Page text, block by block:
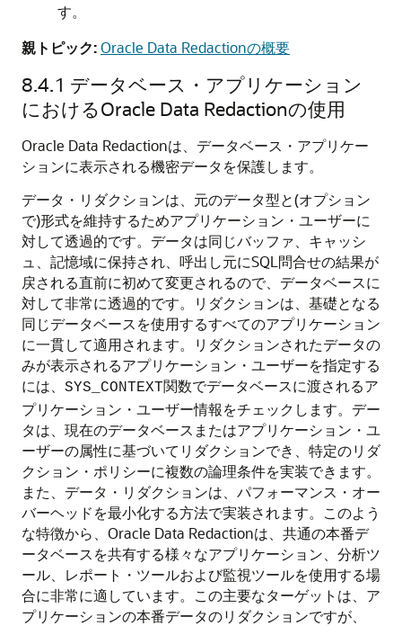
す。
親トピック:Oracle Data Redactionの概要
8.4.1 データベース・アプリケーション
におけるOracle Data Redactionの使用
Oracle Data Redactionは、データベース・アプリケー
ションに表示される機密データを保護します。
データ・リダクションは、元のデータ型と(オプション
で)形式を維持するためアプリケーション・ユーザーに
対して透過的です。データは同じバッファ、キャッシ
ュ、記憶域に保持され、呼出し元にSQL問合せの結果が
戻される直前に初めて変更されるので、データベースに
対して非常に透過的です。リダクションは、基礎となる
同じデータベースを使用するすべてのアプリケーション
に一貫して適用されます。リダクションされたデータの
みが表示されるアプリケーション・ユーザーを指定する
には、 SYS_CONTEXT関数でデータベースに渡されるア
プリケーション・ユーザー情報をチェックします。デー
タは、現在のデータベースまたはアプリケーション・ユ
ーザーの属性に基づいてリダクションでき、特定のリダ
クション・ポリシーに複数の論理条件を実装できます。
また、データ・リダクションは、パフォーマンス・オー
バーヘッドを最小化する方法で実装されます。このよう
な特徴から、Oracle Data Redactionは、共通の本番デ
ータベースを共有する様々なアプリケーション、分析ツ
ール、レポート・ツールおよび監視ツールを使用する場
合に非常に適しています。この主要なターゲットは、ア
プリケーションの本番データのリダクションですが、